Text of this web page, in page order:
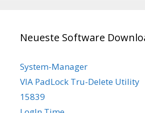
Neueste Software
System-Manager
VIA PadLock Tru-Delete Utility
15839